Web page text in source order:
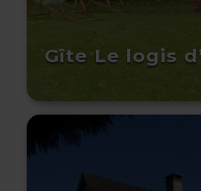
Gîte Le logis